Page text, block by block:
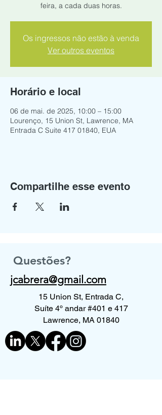
feira, a cada duas horas.
Os ingressos não estão à venda
Ver outros eventos
Horário e local
06 de mai. de 2025, 10:00 – 15:00
Lourenço, 15 Union St, Lawrence, MA
Entrada C Suite 417 01840, EUA
Compartilhe esse evento
Questões?
jcabrera@gmail.com
15 Union St, Entrada C,
Suíte 4º andar #401 e 417
Lawrence, MA 01840